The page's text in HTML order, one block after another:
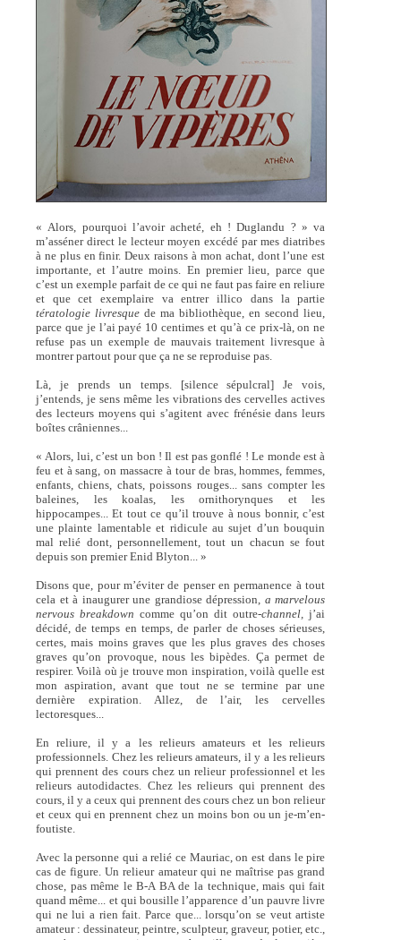
« Alors, pourquoi l’avoir acheté, eh ! Duglandu ? » va
m’asséner direct le lecteur moyen excédé par mes diatribes
à ne plus en finir. Deux raisons à mon achat, dont l’une est
importante, et l’autre moins. En premier lieu, parce que
c’est un exemple parfait de ce qui ne faut pas faire en reliure
et que cet exemplaire va entrer illico dans la partie
tératologie livresque de ma bibliothèque, en second lieu,
parce que je l’ai payé 10 centimes et qu’à ce prix-là, on ne
refuse pas un exemple de mauvais traitement livresque à
montrer partout pour que ça ne se reproduise pas.
Là, je prends un temps. [silence sépulcral] Je vois,
j’entends, je sens même les vibrations des cervelles actives
des lecteurs moyens qui s’agitent avec frénésie dans leurs
boîtes crâniennes...
« Alors, lui, c’est un bon ! Il est pas gonflé ! Le monde est à
feu et à sang, on massacre à tour de bras, hommes, femmes,
enfants, chiens, chats, poissons rouges... sans compter les
baleines, les koalas, les ornithorynques et les
hippocampes... Et tout ce qu’il trouve à nous bonnir, c’est
une plainte lamentable et ridicule au sujet d’un bouquin
mal relié dont, personnellement, tout un chacun se fout
depuis son premier Enid Blyton... »
Disons que, pour m’éviter de penser en permanence à tout
cela et à inaugurer une grandiose dépression, a marvelous
nervous breakdown comme qu’on dit outre-channel, j’ai
décidé, de temps en temps, de parler de choses sérieuses,
certes, mais moins graves que les plus graves des choses
graves qu’on provoque, nous les bipèdes. Ça permet de
respirer. Voilà où je trouve mon inspiration, voilà quelle est
mon aspiration, avant que tout ne se termine par une
dernière expiration. Allez, de l’air, les cervelles
lectoresques...
En reliure, il y a les relieurs amateurs et les relieurs
professionnels. Chez les relieurs amateurs, il y a les relieurs
qui prennent des cours chez un relieur professionnel et les
relieurs autodidactes. Chez les relieurs qui prennent des
cours, il y a ceux qui prennent des cours chez un bon relieur
et ceux qui en prennent chez un moins bon ou un je-m’en-
foutiste.
Avec la personne qui a relié ce Mauriac, on est dans le pire
cas de figure. Un relieur amateur qui ne maîtrise pas grand
chose, pas même le B-A BA de la technique, mais qui fait
quand même... et qui bousille l’apparence d’un pauvre livre
qui ne lui a rien fait. Parce que... lorsqu’on se veut artiste
amateur : dessinateur, peintre, sculpteur, graveur, potier, etc.,